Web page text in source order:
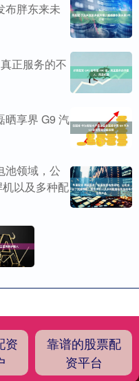
布胖东来未
正服务的不
晒享界 G9 汽
池领域，公
以及多种配
资
靠谱的股票配
资平台